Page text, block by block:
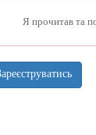
Я прочитав та